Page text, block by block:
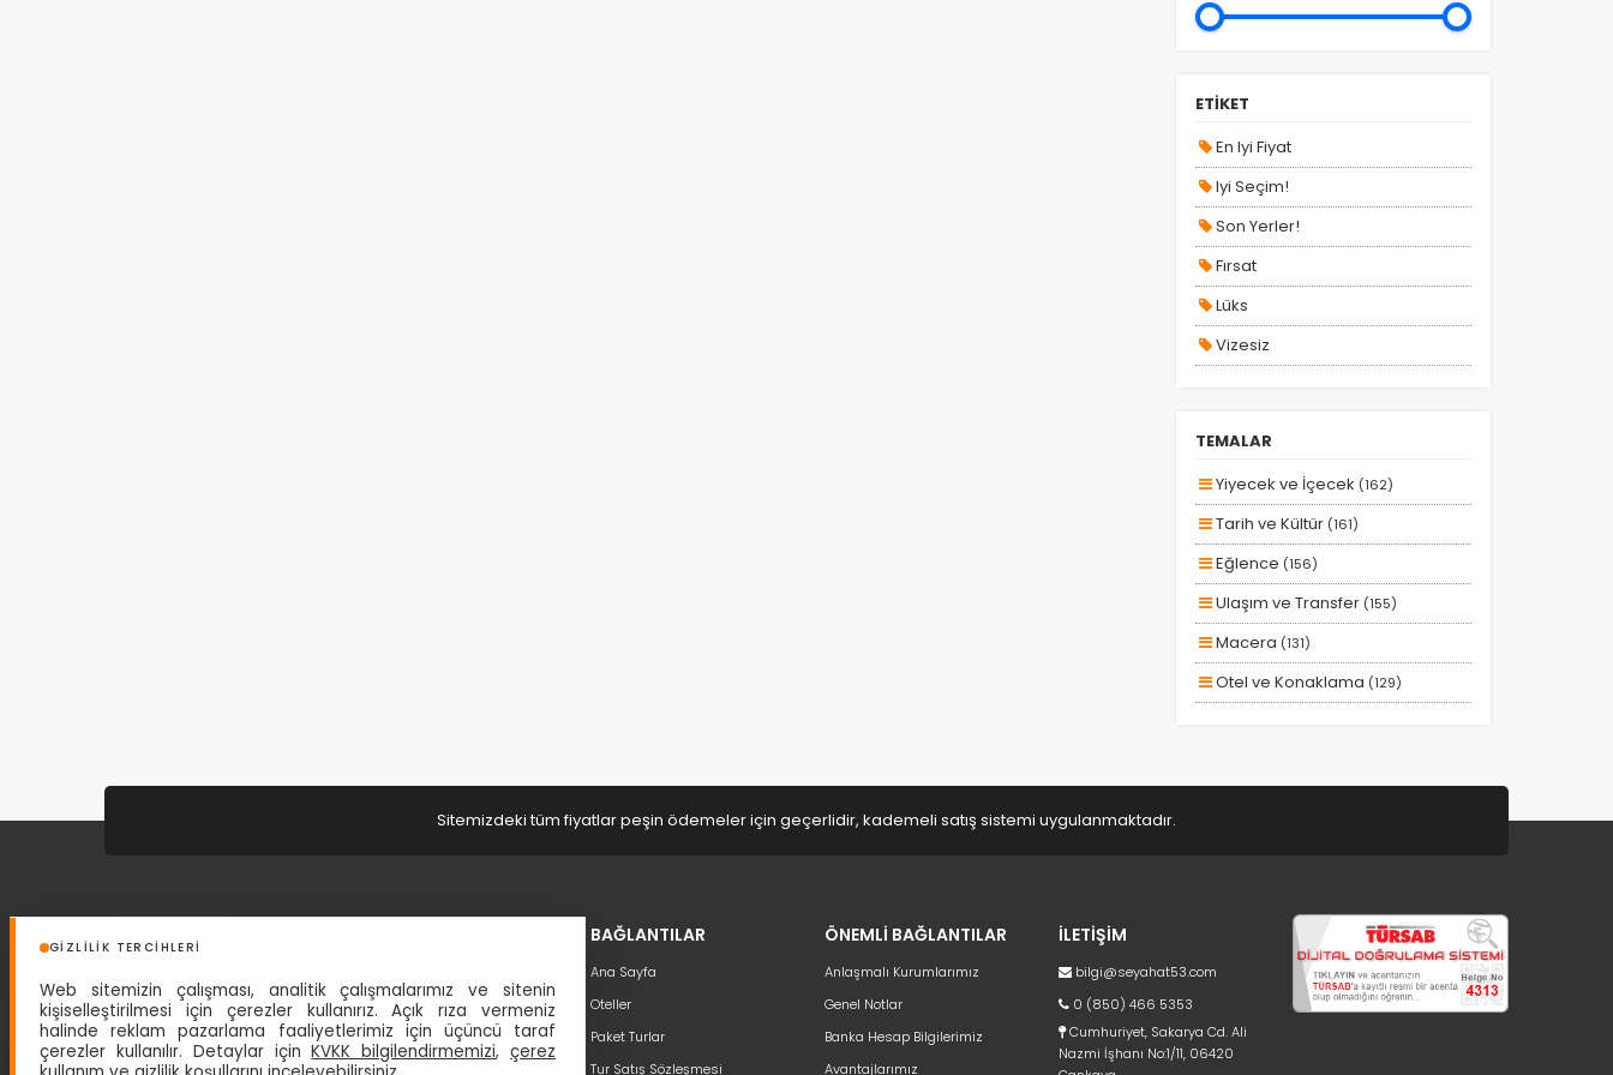
GIZLILIK TERCIHLERI
Web sitemizin çalışması, analitik çalışmalarımız ve sitenin
kişiselleştirilmesi için çerezler kullanırız. Açık rıza vermeniz
halinde reklam pazarlama faaliyetlerimiz için üçüncü taraf
çerezler kullanılır. Detaylar içinKVKK bilgilendirmemizi,çerez
YURT İÇİ TURLAR
ETİKET
En Iyi Fiyat
Iyi Seçim!
Son Yerler!
Fırsat
Lüks
Vizesiz
Planlanan
Otobüs Ile
Uçak Ile
Ekstralar Dahil
TEMALAR
Yiyecek ve İçecek (162)
Tarih ve Kültür (161)
Eğlence (156)
Ulaşım ve Transfer (155)
Macera (131)
Otel ve Konaklama (129)
Ek Hizmetler(11)
Kayak ve Kış Sporları(9)
Sağlık ve Güzellik
Sitemizdeki tüm fiyatlar peşin ödemeler için geçerlidir, kademeli satış sistemi uygulanmaktadır.
HAKKIMIZDA
seyahat acentesi belgesine sahip acentemiz 1 Eylül 1997
tarihinden beri siz değerli misafirlerine hizmet
vermektedir.Devam »
BAĞLANTILAR
Ana Sayfa
Oteller
Paket Turlar
Tur Satış Sözleşmesi
ÖNEMLİ BAĞLANTILAR
Anlaşmalı Kurumlarımız
Genel Notlar
Banka Hesap Bilgilerimiz
Avantajlarımız
İLETİŞİM
bilgi@seyahat53.com
0 (850) 466 5353
Cumhuriyet, Sakarya Cd. Ali
Nazmi İşhanı No:1/11, 06420